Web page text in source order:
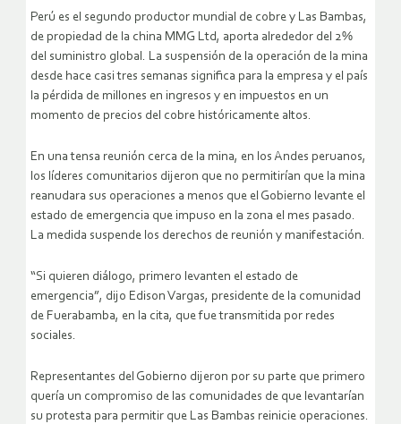
Perú es el segundo productor mundial de cobre y Las Bambas,
de propiedad de la china MMG Ltd, aporta alrededor del 2%
del suministro global. La suspensión de la operación de la mina
desde hace casi tres semanas significa para la empresa y el país
la pérdida de millones en ingresos y en impuestos en un
momento de precios del cobre históricamente altos.
En una tensa reunión cerca de la mina, en los Andes peruanos,
los líderes comunitarios dijeron que no permitirían que la mina
reanudara sus operaciones a menos que el Gobierno levante el
estado de emergencia que impuso en la zona el mes pasado.
La medida suspende los derechos de reunión y manifestación.
“Si quieren diálogo, primero levanten el estado de
emergencia”, dijo Edison Vargas, presidente de la comunidad
de Fuerabamba, en la cita, que fue transmitida por redes
sociales.
Representantes del Gobierno dijeron por su parte que primero
quería un compromiso de las comunidades de que levantarían
su protesta para permitir que Las Bambas reinicie operaciones.